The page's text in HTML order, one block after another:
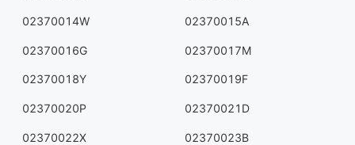
02370014W 02370015A
02370016G 02370017M
02370018Y 02370019F
02370020P 02370021D
02370022X 02370023B